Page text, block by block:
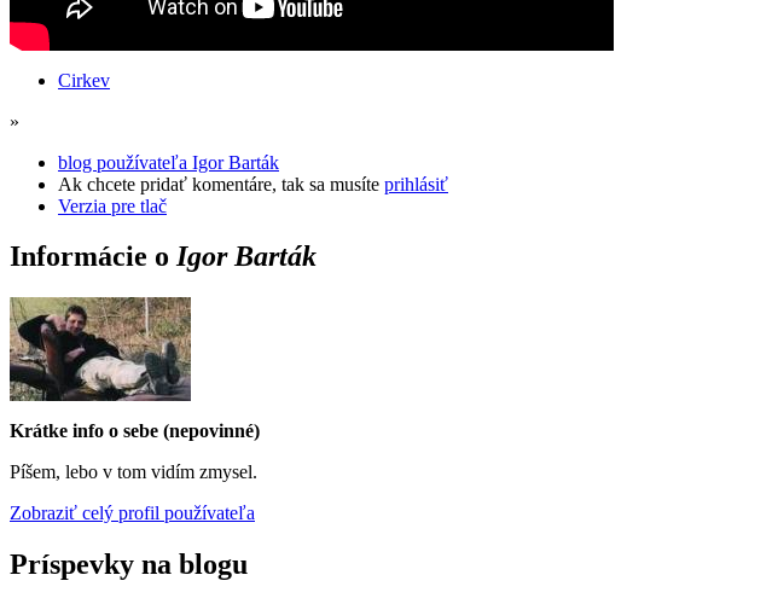
Cirkev
»
blog používateľa Igor Barták
Ak chcete pridať komentáre, tak sa musíte prihlásiť
Verzia pre tlač
Informácie oIgor Barták
Krátke info o sebe (nepovinné)
Píšem, lebo v tom vidím zmysel.
Zobraziť celý profil používateľa
Príspevky na blogu